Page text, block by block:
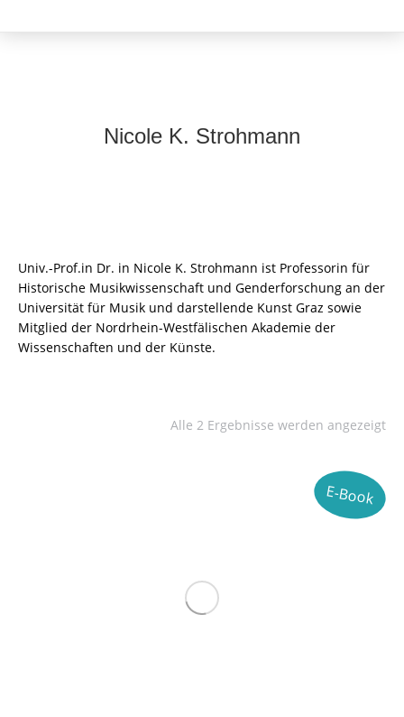
Nicole K. Strohmann
Univ.-Prof.in Dr. in Nicole K. Strohmann ist Professorin für
Historische Musikwissenschaft und Genderforschung an der
Universität für Musik und darstellende Kunst Graz sowie
Mitglied der Nordrhein-Westfälischen Akademie der
Wissenschaften und der Künste.
Alle 2 Ergebnisse werden angezeigt
E-Book